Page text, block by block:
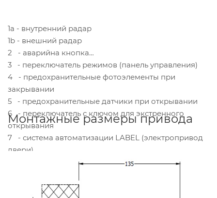
1а - внутренний радар
1b - внешний радар
2 - аварийна кнопка
3 - переключатель режимов (панель управления)
4 - предохранительные фотоэлементы при
закрывании
5 - предохранительные датчики при открывании
6 - переключатель с ключом для экстренного
открывания
7 - система автоматизации LABEL (электропривод
двери)
Монтажные размеры привода